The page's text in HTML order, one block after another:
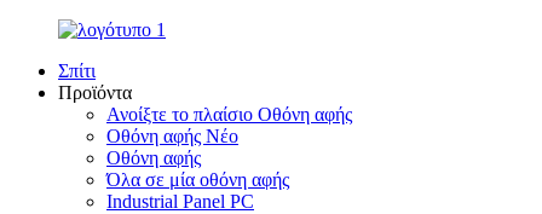
Σπίτι
Προϊόντα
Ανοίξτε το πλαίσιο Οθόνη αφής
Οθόνη αφής Νέο
Οθόνη αφής
Όλα σε μία οθόνη αφής
Industrial Panel PC